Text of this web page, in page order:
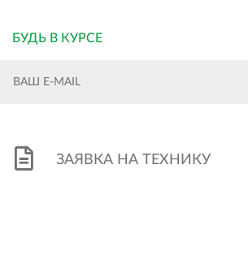
БУДЬ В КУРСЕ
ЗАЯВКА НА ТЕХНИКУ